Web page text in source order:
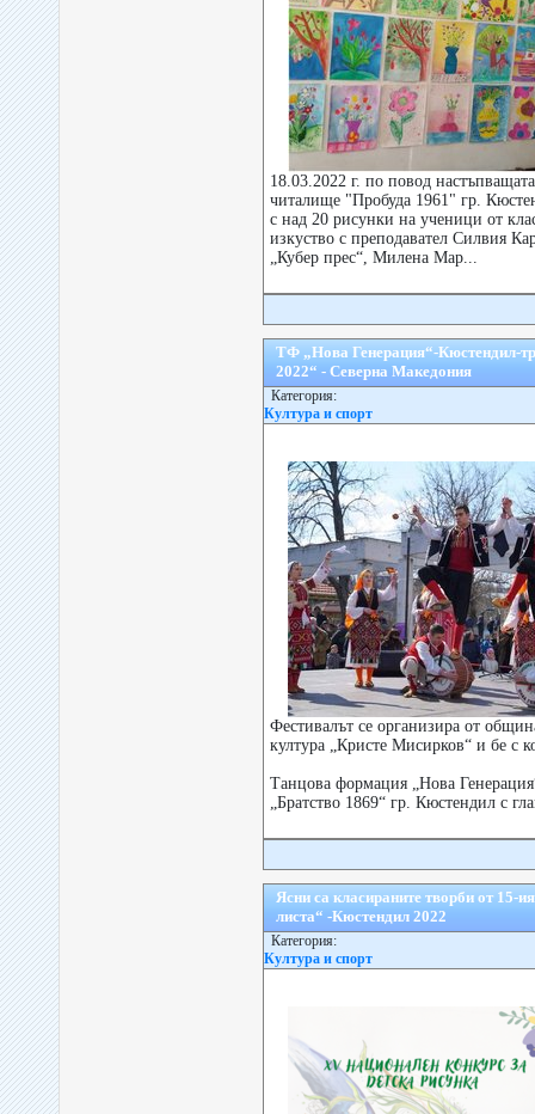
18.03.2022 г. по повод
читалище "Пробуда 1961" гр.
с над 20 рисунки на ученици от
изкуство с преподавател Силвия
„Кубер прес“, Милена Мар...
ТФ „Нова Генерация“-Кюстендил-
2022“ - Северна Македония
Категория:
Култура и спорт
Фестивалът се организира от
култура „Кристе Мисирков“ и бе с
Танцова формация „Нова
„Братство 1869“ гр. Кюстендил с
Ясни са класираните творби от 15-
листа“ -Кюстендил 2022
Категория:
Култура и спорт